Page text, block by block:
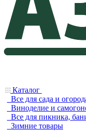
Каталог
Все для сада и
Виноделие и
Все для пикника,
Зимние товары